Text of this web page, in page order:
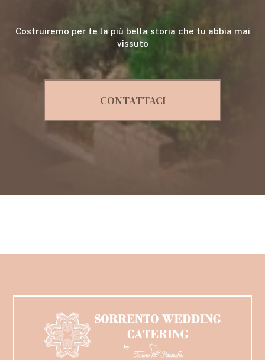
Costruiremo per te la più bella storia che tu abbia mai
vissuto
CONTATTACI